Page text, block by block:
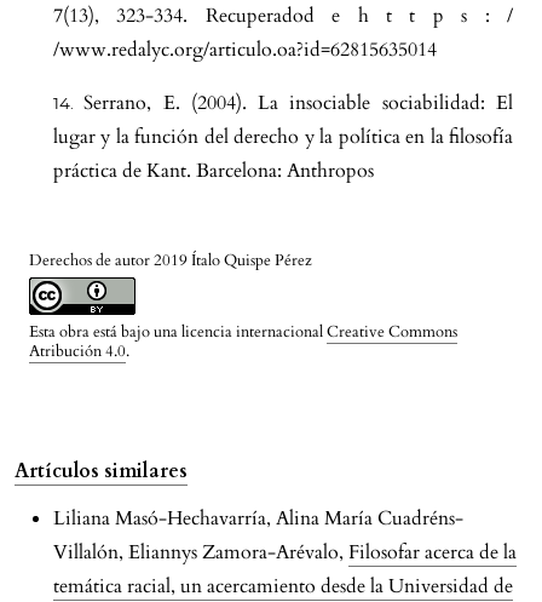
Derechos de autor 2019 Ítalo Quispe Pérez
Esta obra está bajo una licencia internacionalCreative Commons
Atribución 4.0.
7(13), 323-334. Recuperadod e h t t p s : /
/www.redalyc.org/articulo.oa?id=62815635014
Serrano, E. (2004). La insociable sociabilidad: El
lugar y la función del derecho y la política en la filosofía
práctica de Kant. Barcelona: Anthropos
Artículos similares
Liliana Masó-Hechavarría, Alina María Cuadréns-
Villalón, Eliannys Zamora-Arévalo, Filosofar acerca de la
temática racial, un acercamiento desde la Universidad de